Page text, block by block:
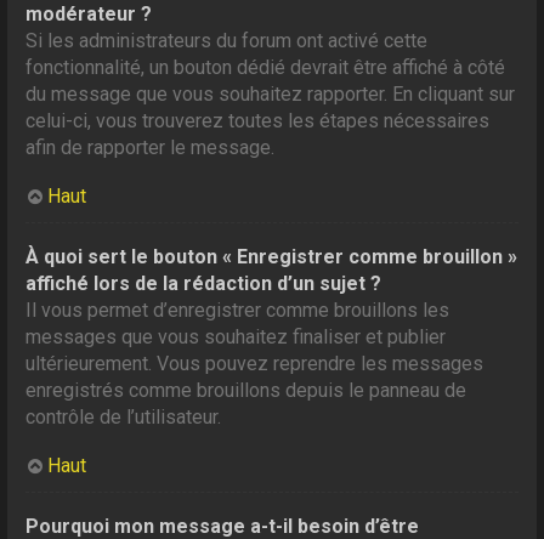
modérateur ?
Si les administrateurs du forum ont activé cette
fonctionnalité, un bouton dédié devrait être affiché à côté
du message que vous souhaitez rapporter. En cliquant sur
celui-ci, vous trouverez toutes les étapes nécessaires
afin de rapporter le message.
Haut
À quoi sert le bouton « Enregistrer comme brouillon »
affiché lors de la rédaction d’un sujet ?
Il vous permet d’enregistrer comme brouillons les
messages que vous souhaitez finaliser et publier
ultérieurement. Vous pouvez reprendre les messages
enregistrés comme brouillons depuis le panneau de
contrôle de l’utilisateur.
Haut
Pourquoi mon message a-t-il besoin d’être